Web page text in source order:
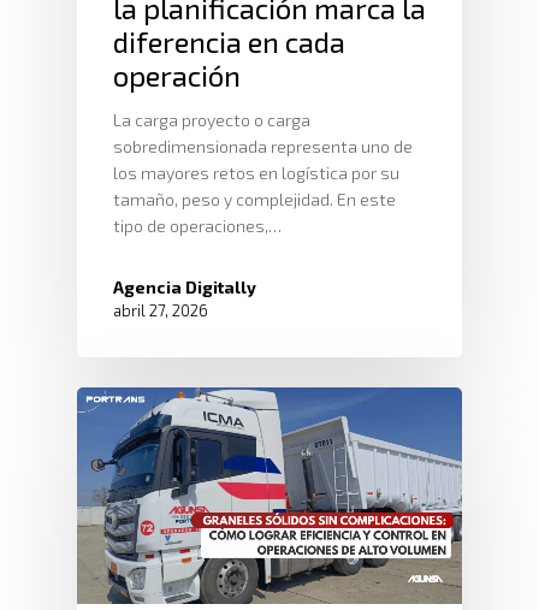
la planificación marca la
diferencia en cada
operación
La carga proyecto o carga
sobredimensionada representa uno de
los mayores retos en logística por su
tamaño, peso y complejidad. En este
tipo de operaciones,…
Agencia Digitally
abril 27, 2026